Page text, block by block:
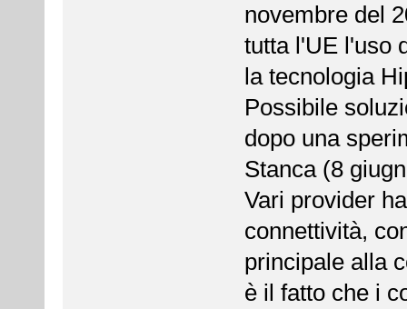
novembre del
tutta l'UE l'uso
la tecnologia
Possibile
dopo una
Stanca (8
Vari provider
connettività,
principale alla
è il fatto che i